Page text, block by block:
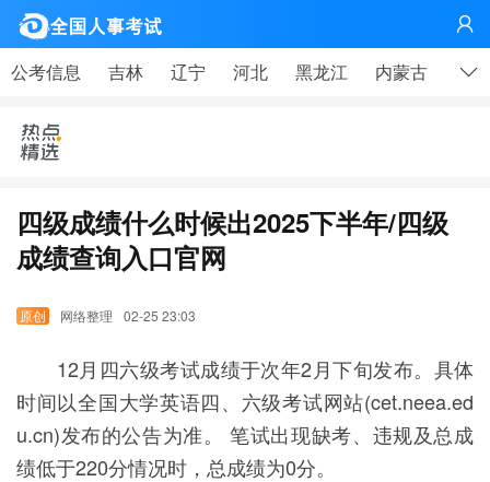

公考信息 吉林 辽宁 河北 黑龙江 内蒙古 山东
四级成绩什么时候出2025下半年/四级
成绩查询入口官网
网络整理 02-25 23:03
12月四六级考试成绩于次年2月下旬发布。具体
时间以全国大学英语四、六级考试网站(cet.neea.ed
u.cn)发布的公告为准。 笔试出现缺考、违规及总成
绩低于220分情况时，总成绩为0分。